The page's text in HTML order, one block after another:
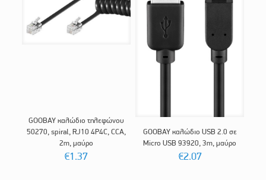
GOOBAY καλώδιο τηλεφώνου
50270, spiral, RJ10 4P4C, CCA,
2m, μαύρο
€1.37
GOOBAY καλώδιο USB 2.0 σε
Micro USB 93920, 3m, μαύρο
€2.07